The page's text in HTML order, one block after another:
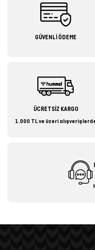
GÜVENLİ ÖDEME
ÜCRETSİZ KARGO
1.000 TL ve üzeri